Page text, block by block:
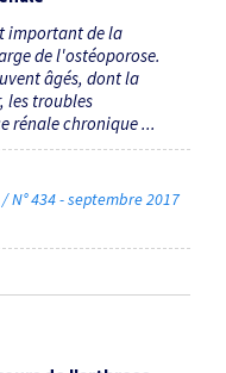
important de la
de l'ostéoporose.
âgés, dont la
les troubles
rénale chronique ...
N° 434 - septembre 2017